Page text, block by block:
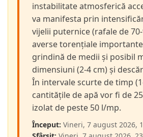
instabilitate atmosferică
va manifesta prin
vijelii puternice (rafale de
averse torențiale
grindină de medii și posibil
dimensiuni (2-4 cm) și
În intervale scurte de timp
cantitățile de apă vor fi de
izolat de peste 50 l/mp.
Început: Vineri, 7 august 2026,